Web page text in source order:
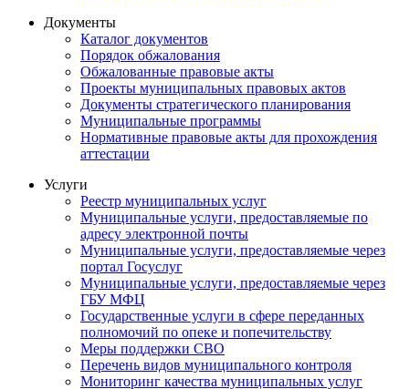
Документы
Каталог документов
Порядок обжалования
Обжалованные правовые акты
Проекты муниципальных правовых актов
Документы стратегического планирования
Муниципальные программы
Нормативные правовые акты для прохождения
аттестации
Услуги
Реестр муниципальных услуг
Муниципальные услуги, предоставляемые по
адресу электронной почты
Муниципальные услуги, предоставляемые через
портал Госуслуг
Муниципальные услуги, предоставляемые через
ГБУ МФЦ
Государственные услуги в сфере переданных
полномочий по опеке и попечительству
Меры поддержки СВО
Перечень видов муниципального контроля
Мониторинг качества муниципальных услуг